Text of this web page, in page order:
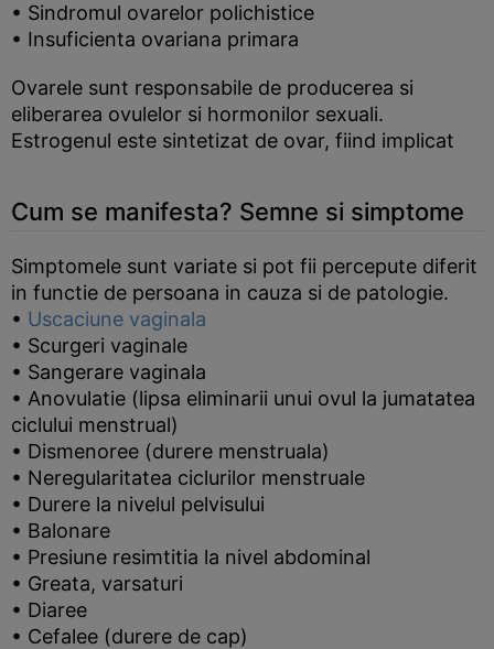
• Sindromul ovarelor polichistice
• Insuficienta ovariana primara
Ovarele sunt responsabile de producerea si
eliberarea ovulelor si hormonilor sexuali.
Estrogenul este sintetizat de ovar, fiind implicat
Cum se manifesta? Semne si simptome
Simptomele sunt variate si pot fii percepute diferit
in functie de persoana in cauza si de patologie.
• Uscaciune vaginala
• Scurgeri vaginale
• Sangerare vaginala
• Anovulatie (lipsa eliminarii unui ovul la jumatatea
ciclului menstrual)
• Dismenoree (durere menstruala)
• Neregularitatea ciclurilor menstruale
• Durere la nivelul pelvisului
• Balonare
• Presiune resimtitia la nivel abdominal
• Greata, varsaturi
• Diaree
• Cefalee (durere de cap)